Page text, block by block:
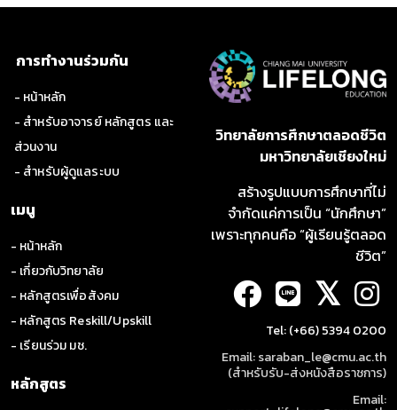
การทำงานร่วมกัน
- หน้าหลัก
- สำหรับอาจารย์ หลักสูตร และ
ส่วนงาน
- สำหรับผู้ดูแลระบบ
เมนู
- หน้าหลัก
- เกี่ยวกับวิทยาลัย
- หลักสูตรเพื่อสังคม
- หลักสูตร Reskill/Upskill
- เรียนร่วม มช.
หลักสูตร
วิทยาลัยการศึกษาตลอดชีวิต
มหาวิทยาลัยเชียงใหม่
สร้างรูปแบบการศึกษาที่ไม่
จำกัดแค่การเป็น “นักศึกษา”
เพราะทุกคนคือ “ผู้เรียนรู้ตลอด
ชีวิต”
𝕏
Tel: (+66) 5394 0200
Email: saraban_le@cmu.ac.th
(สำหรับรับ-ส่งหนังสือราชการ)
Email: